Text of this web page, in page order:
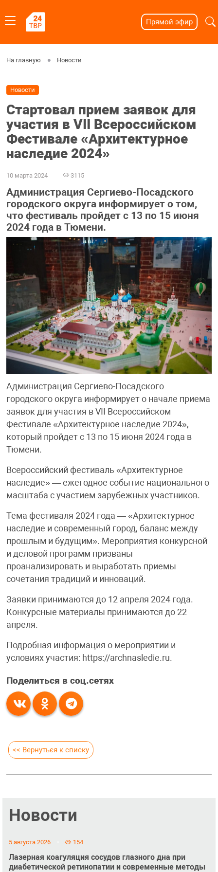
Прямой эфир
На главную Новости
Новости
Стартовал прием заявок для
участия в VII Всероссийском
Фестивале «Архитектурное
наследие 2024»
10 марта 2024 3115
Администрация Сергиево-Посадского
городского округа информирует о том,
что фестиваль пройдет с 13 по 15 июня
2024 года в Тюмени.
Администрация Сергиево-Посадского
городского округа информирует о начале приема
заявок для участия в VII Всероссийском
Фестивале «Архитектурное наследие 2024»,
который пройдет с 13 по 15 июня 2024 года в
Тюмени.
Всероссийский фестиваль «Архитектурное
наследие» — ежегодное событие национального
масштаба с участием зарубежных участников.
Тема фестиваля 2024 года — «Архитектурное
наследие и современный город, баланс между
прошлым и будущим». Мероприятия конкурсной
и деловой программ призваны
проанализировать и выработать приемы
сочетания традиций и инноваций.
Заявки принимаются до 12 апреля 2024 года.
Конкурсные материалы принимаются до 22
апреля.
Подробная информация о мероприятии и
условиях участия: https://archnasledie.ru.
Поделиться в соц.сетях
<< Вернуться к списку
Новости
5 августа 2026 154
Лазерная коагуляция сосудов глазного дна при
диабетической ретинопатии и современные методы